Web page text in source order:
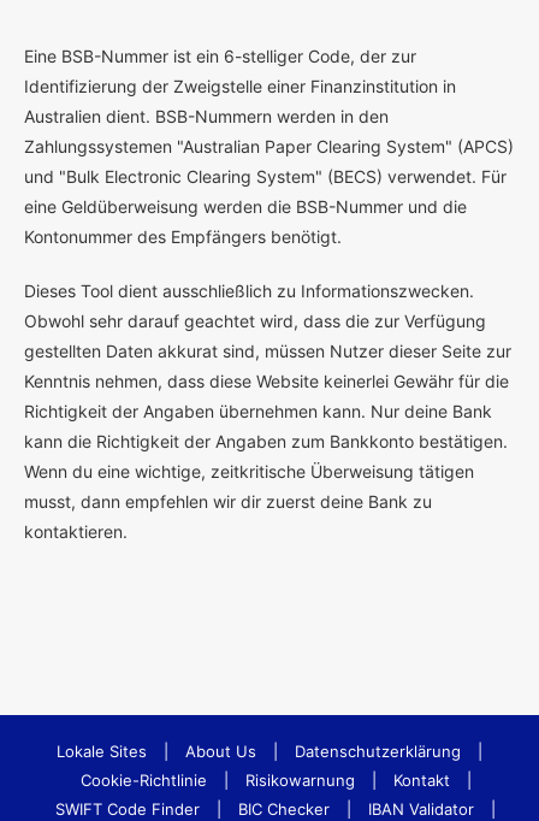
Eine BSB-Nummer ist ein 6-stelliger Code, der zur
Identifizierung der Zweigstelle einer Finanzinstitution in
Australien dient. BSB-Nummern werden in den
Zahlungssystemen "Australian Paper Clearing System" (APCS)
und "Bulk Electronic Clearing System" (BECS) verwendet. Für
eine Geldüberweisung werden die BSB-Nummer und die
Kontonummer des Empfängers benötigt.
Dieses Tool dient ausschließlich zu Informationszwecken.
Obwohl sehr darauf geachtet wird, dass die zur Verfügung
gestellten Daten akkurat sind, müssen Nutzer dieser Seite zur
Kenntnis nehmen, dass diese Website keinerlei Gewähr für die
Richtigkeit der Angaben übernehmen kann. Nur deine Bank
kann die Richtigkeit der Angaben zum Bankkonto bestätigen.
Wenn du eine wichtige, zeitkritische Überweisung tätigen
musst, dann empfehlen wir dir zuerst deine Bank zu
kontaktieren.
Lokale Sites About Us Datenschutzerklärung
Cookie-Richtlinie
Risikowarnung Kontakt
SWIFT Code Finder
BIC Checker IBAN Validator